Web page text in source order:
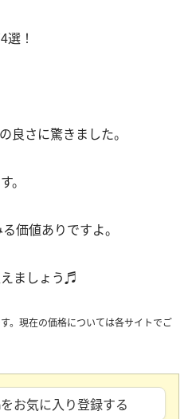
！
良さに驚きました。
。
価値ありですよ。
ましょう♬
。現在の価格については各サイトでご
をお気に入り登録する